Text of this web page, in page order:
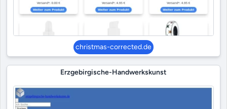
christmas-corrected.de
Erzgebirgische-Handwerkskunst